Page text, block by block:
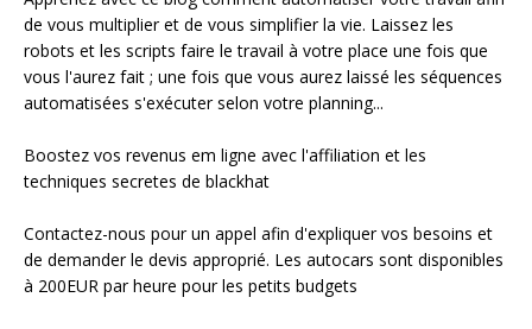
de vous multiplier et de vous simplifier la vie. Laissez les
robots et les scripts faire le travail à votre place une fois que
vous l'aurez fait ; une fois que vous aurez laissé les séquences
automatisées s'exécuter selon votre planning...
Boostez vos revenus em ligne avec l'affiliation et les
techniques secretes de blackhat
Contactez-nous pour un appel afin d'expliquer vos besoins et
de demander le devis approprié. Les autocars sont disponibles
à 200EUR par heure pour les petits budgets